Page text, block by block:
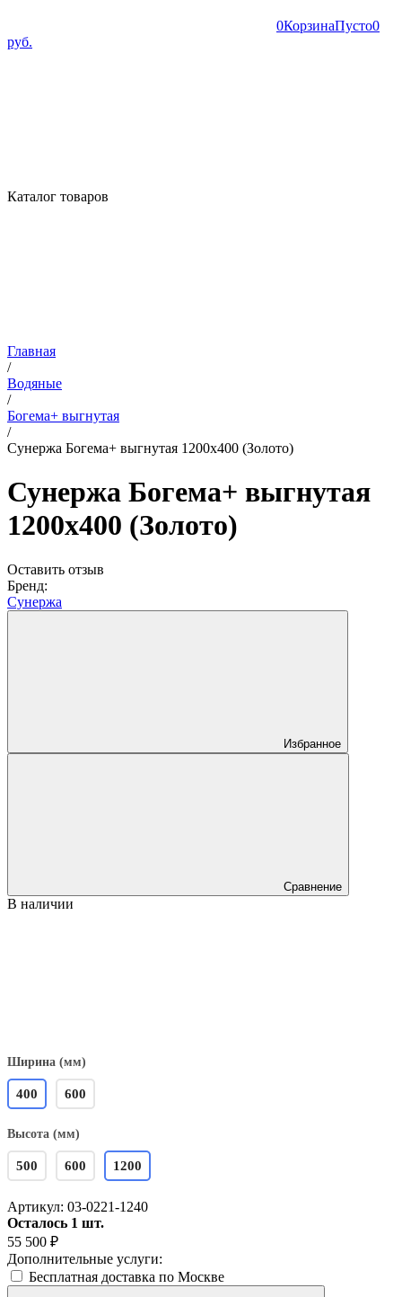
0КорзинаПусто0
руб.
Каталог товаров
Главная
/
Водяные
/
Богема+ выгнутая
/
Сунержа Богема+ выгнутая 1200х400 (Золото)
Сунержа Богема+ выгнутая
1200х400 (Золото)
Оставить отзыв
Бренд:
Сунержа
Избранное
Сравнение
В наличии
Ширина (мм)
400 600
Высота (мм)
500 600 1200
Артикул: 03-0221-1240
Осталось 1 шт.
55 500 ₽
Дополнительные услуги:
Бесплатная доставка по Москве